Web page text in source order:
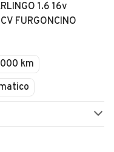
1.6 16v
FURGONCINO
km